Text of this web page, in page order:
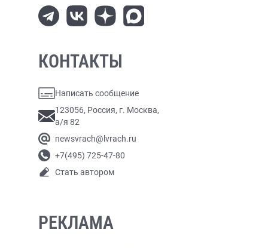
КОНТАКТЫ
Написать сообщение
123056, Россия, г. Москва,
а/я 82
newsvrach@lvrach.ru
+7(495) 725-47-80
Стать автором
РЕКЛАМА